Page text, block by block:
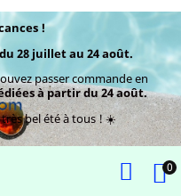
!
28 juillet au 24 août.
passer commande en
à partir du 24 août.
bel été à tous ! ☀️
0